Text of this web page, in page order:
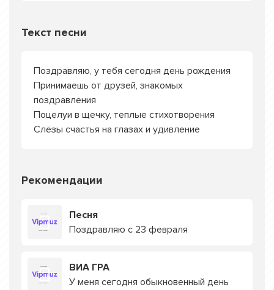
Текст песни
Поздравляю, у тебя сегодня день рождения
Принимаешь от друзей, знакомых
поздравления
Поцелуи в щечку, теплые стихотворения
Слёзы счастья на глазах и удивление
Рекомендации
Песня
Поздравляю с 23 февраля
ВИА ГРА
У меня сегодня обыкновенный день